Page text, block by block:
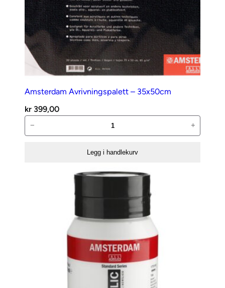
Amsterdam Avrivningspalett – 35x50cm
kr 399,00
Avrivningspalett
− +
Legg i handlekurv